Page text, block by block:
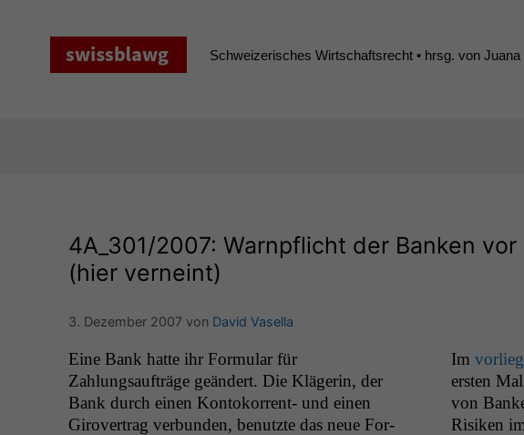
Schweizerisches Wirtschaftsrecht • hrsg. von Juana
4A_301/2007: Warnpflicht der Banken
(hier verneint)
3. Dezember 2007 von David Vasella
Eine Bank hat­te ihr For­mu­lar für
Zahlungsaufträge geän­dert. Die Klägerin, der
Bank durch einen Kon­toko­r­rent- und einen
Girover­trag ver­bun­den, benutzte das neue For­
Im
ersten
von
Risiken